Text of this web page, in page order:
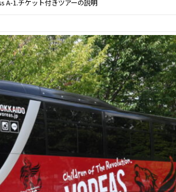
A-1.チケット付きツアーの説明